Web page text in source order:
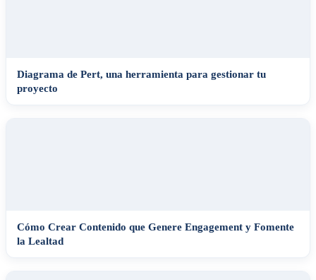
Diagrama de Pert, una herramienta para gestionar tu
proyecto
Cómo Crear Contenido que Genere Engagement y Fomente
la Lealtad